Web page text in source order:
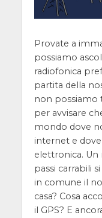
Provate a
possiamo
radiofonica
partita della
non possiamo
per avvisare
mondo dove
internet e
elettronica. Un
passi carrabili
in comune il
casa? Cosa
il GPS? E